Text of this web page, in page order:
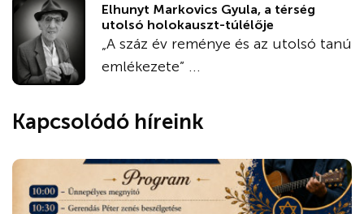
Elhunyt Markovics Gyula, a térség
utolsó holokauszt-túlélője
„A száz év reménye és az utolsó tanú
emlékezete” ...
Kapcsolódó híreink